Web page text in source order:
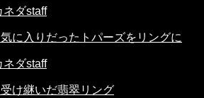
ネダstaff
に入りだったトパーズをリングに
ネダstaff
け継いだ翡翠リング